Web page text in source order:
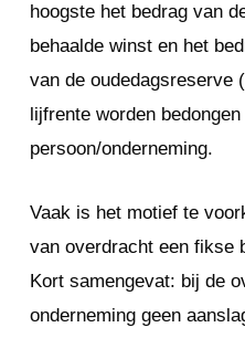
hoogste het bedrag van
behaalde winst en het
van de oudedagsreserve
lijfrente worden
persoon/onderneming.
Vaak is het motief te
van overdracht een fikse
Kort samengevat: bij de
onderneming geen